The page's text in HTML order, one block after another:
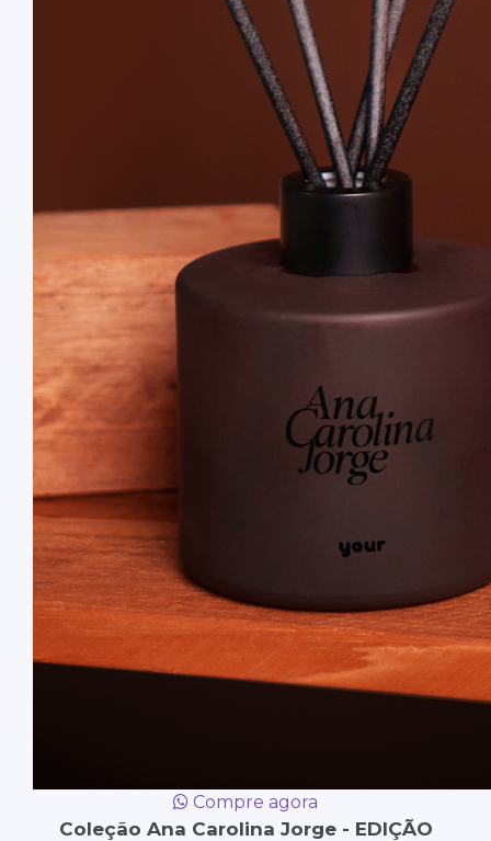
Compre agora
Coleção Ana Carolina Jorge - EDIÇÃO